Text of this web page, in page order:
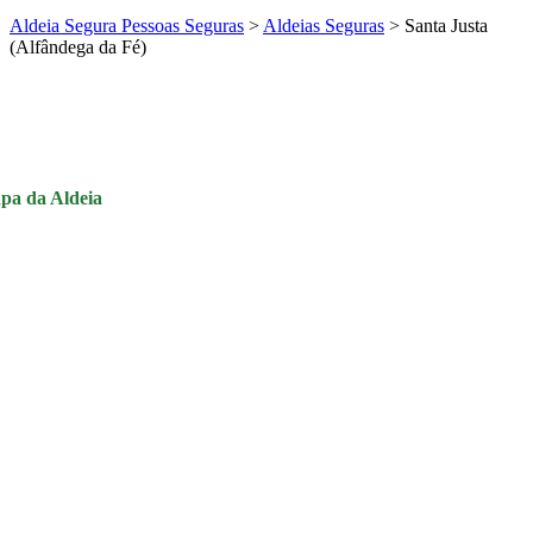
Aldeia Segura Pessoas Seguras > Aldeias Seguras > Santa Justa
(Alfândega da Fé)
da Aldeia